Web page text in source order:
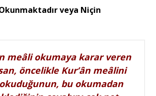
Eğitim
veya Niçin
meâli okumaya karar veren
öncelikle Kur’ân meâlini
bu okumadan